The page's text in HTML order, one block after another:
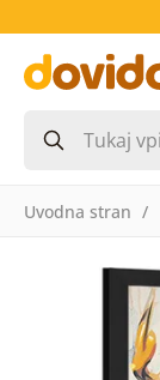
Uvodna stran